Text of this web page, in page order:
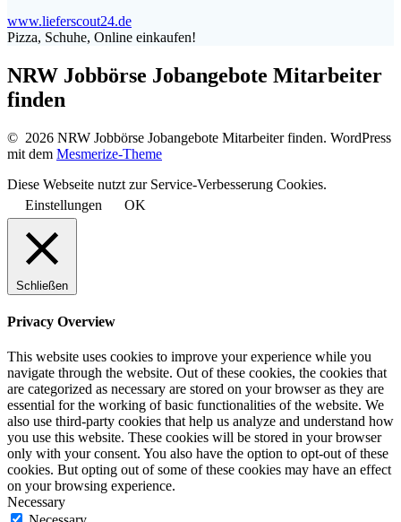
www.lieferscout24.de
Pizza, Schuhe, Online einkaufen!
NRW Jobbörse Jobangebote Mitarbeiter
finden
© 2026 NRW Jobbörse Jobangebote Mitarbeiter finden. WordPress
mit dem Mesmerize-Theme
Diese Webseite nutzt zur Service-Verbesserung Cookies.
Einstellungen
OK
Schließen
Privacy Overview
This website uses cookies to improve your experience while you
navigate through the website. Out of these cookies, the cookies that
are categorized as necessary are stored on your browser as they are
essential for the working of basic functionalities of the website. We
also use third-party cookies that help us analyze and understand how
you use this website. These cookies will be stored in your browser
only with your consent. You also have the option to opt-out of these
cookies. But opting out of some of these cookies may have an effect
on your browsing experience.
Necessary